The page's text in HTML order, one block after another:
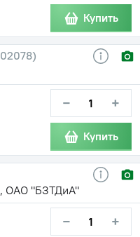
Купить
− +
Купить
ОАО "БЗТДиА"
− +